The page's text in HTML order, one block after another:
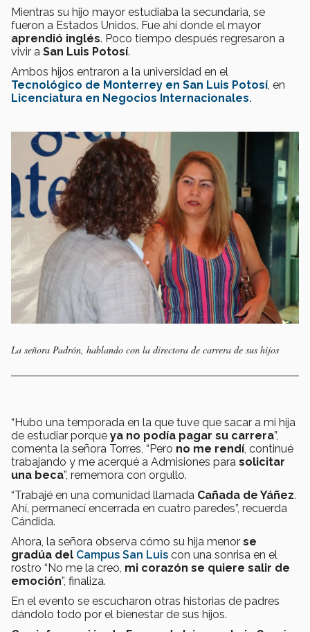
Mientras su hijo mayor estudiaba la secundaria, se
fueron a Estados Unidos. Fue ahí donde el mayor
aprendió inglés. Poco tiempo después regresaron a
vivir a San Luis Potosí.
Ambos hijos entraron a la universidad en el
Tecnológico de Monterrey en San Luis Potosí, en
Licenciatura en Negocios Internacionales.
La señora Padrón, hablando con la directora de carrera de sus hijos
“Hubo una temporada en la que tuve que sacar a mi hija
de estudiar porque ya no podía pagar su carrera”,
comenta la señora Torres, “Pero no me rendí, continué
trabajando y me acerqué a Admisiones para solicitar
una beca”, rememora con orgullo.
“Trabajé en una comunidad llamada Cañada de Yáñez.
Ahí, permanecí encerrada en cuatro paredes”, recuerda
Cándida.
Ahora, la señora observa cómo su hija menor se
gradúa del Campus San Luis con una sonrisa en el
rostro “No me la creo, mi corazón se quiere salir de
emoción”, finaliza.
En el evento se escucharon otras historias de padres
dándolo todo por el bienestar de sus hijos.